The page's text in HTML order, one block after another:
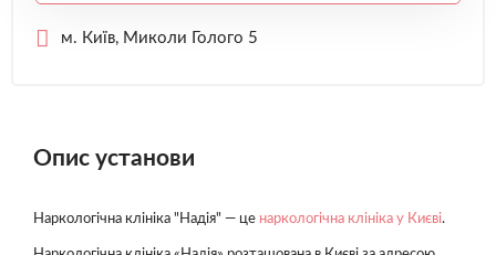
м. Київ, Миколи Голого 5
Опис установи
Наркологічна клініка "Надія" — це наркологічна клініка у Києві.